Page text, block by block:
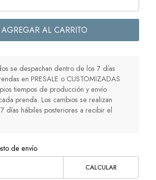
AGREGAR AL CARRITO
se despachan dentro de los 7 días
en PRESALE o CUSTOMIZADAS
tiempos de producción y envío
prenda. Los cambios se realizan
días hábiles posteriores a recibir el
de envío
CALCULAR